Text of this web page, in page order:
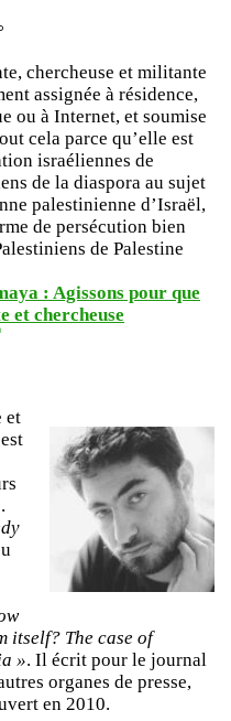
chercheuse et militante
assignée à résidence,
ou à Internet, et soumise
cela parce qu’elle est
israéliennes de
de la diaspora au sujet
palestinienne d’Israël,
de persécution bien
de Palestine
: Agissons pour que
et chercheuse
et
itself? The case of
». Il écrit pour le journal
organes de presse,
en 2010.